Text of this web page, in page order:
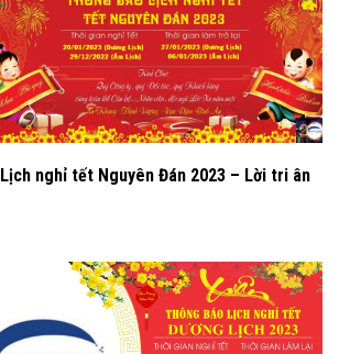
Lịch nghỉ tết Nguyên Đán 2023 – Lời tri ân